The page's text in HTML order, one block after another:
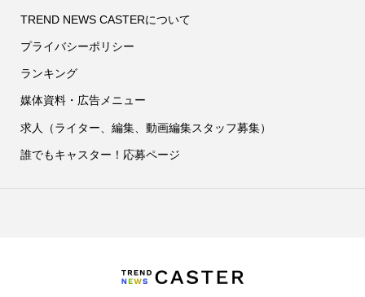
TREND NEWS CASTERについて
プライバシーポリシー
ランキング
媒体資料・広告メニュー
求人（ライター、編集、動画編集スタッフ募集）
誰でもキャスター！応募ページ